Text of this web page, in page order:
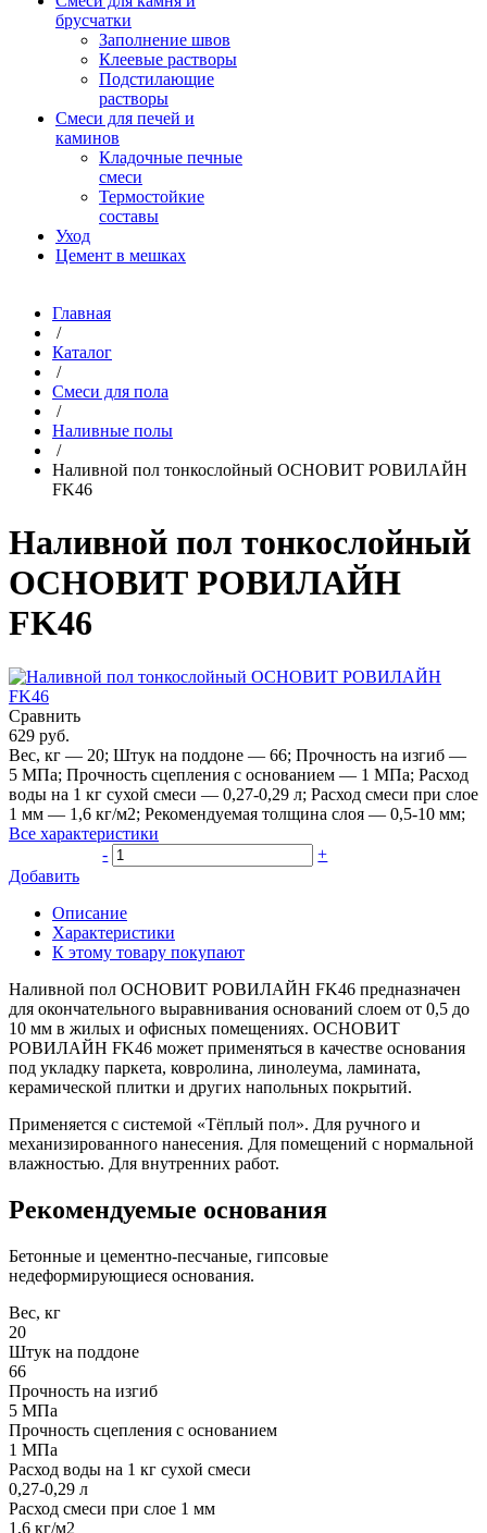
брусчатки
Заполнение швов
Клеевые растворы
Подстилающие
растворы
Смеси для печей и
каминов
Кладочные печные
смеси
Термостойкие
составы
Уход
Цемент в мешках
Главная
/
Каталог
/
Смеси для пола
/
Наливные полы
/
Наливной пол тонкослойный ОСНОВИТ РОВИЛАЙН
FK46
Наливной пол тонкослойный
ОСНОВИТ РОВИЛАЙН
FK46
Сравнить
629 руб.
Вес, кг — 20; Штук на поддоне — 66; Прочность на изгиб —
5 МПа; Прочность сцепления с основанием — 1 МПа; Расход
воды на 1 кг сухой смеси — 0,27-0,29 л; Расход смеси при слое
1 мм — 1,6 кг/м2; Рекомендуемая толщина слоя — 0,5-10 мм;
Все характеристики
-
+
Добавить
Описание
Характеристики
К этому товару покупают
Наливной пол ОСНОВИТ РОВИЛАЙН FK46 предназначен
для окончательного выравнивания оснований слоем от 0,5 до
10 мм в жилых и офисных помещениях. ОСНОВИТ
РОВИЛАЙН FK46 может применяться в качестве основания
под укладку паркета, ковролина, линолеума, ламината,
керамической плитки и других напольных покрытий.
Применяется с системой «Тёплый пол». Для ручного и
механизированного нанесения. Для помещений с нормальной
влажностью. Для внутренних работ.
Рекомендуемые основания
Бетонные и цементно-песчаные, гипсовые
недеформирующиеся основания.
Вес, кг
20
Штук на поддоне
66
Прочность на изгиб
5 МПа
Прочность сцепления с основанием
1 МПа
Расход воды на 1 кг сухой смеси
0,27-0,29 л
Расход смеси при слое 1 мм
1,6 кг/м2